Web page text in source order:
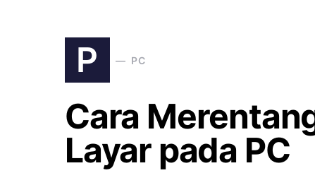
P PC
Cara
Layar pada PC